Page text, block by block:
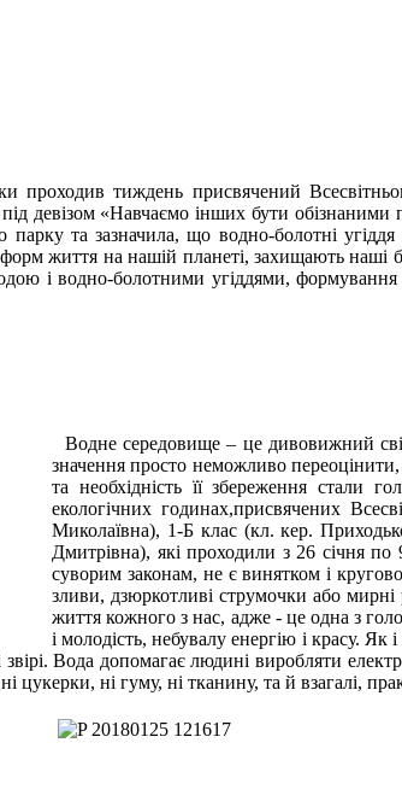
проходив тиждень присвячений
девізом «Навчаємо інших бути
парку та зазначила, що водно-болотні
життя на нашій планеті, захищають
і водно-болотними угіддями, формування
Водне середовище – це дивовижний
значення просто неможливо
та необхідність її збереження стали
екологічних годинах,присвячених
Миколаївна), 1-Б клас (кл. кер.
Дмитрівна), які проходили з 26 січня
суворим законам, не є винятком і
зливи, дзюркотливі струмочки або
життя кожного з нас, адже - це одна з
і молодість, небувалу енергію і красу.
Вода допомагає людині виробляти
цукерки, ні гуму, ні тканину, та й взагалі,